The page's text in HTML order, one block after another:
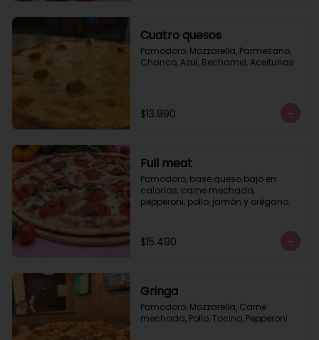
Cuatro quesos
Pomodoro, Mozzarella, Parmesano,
Chanco, Azul, Bechamel, Aceitunas
$13.990
Full meat
Pomodoro, base queso bajo en
calorías, carne mechada,
pepperoni, pollo, jamón y orégano.
$15.490
Gringa
Pomodoro, Mozzarella, Carne
mechada, Pollo, Tocino, Pepperoni